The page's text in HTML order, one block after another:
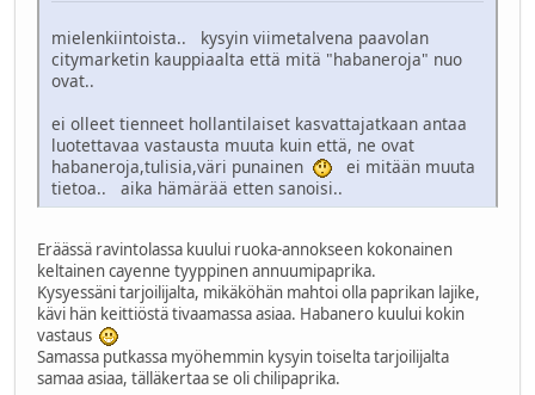
mielenkiintoista.. kysyin viimetalvena paavolan
citymarketin kauppiaalta että mitä "habaneroja" nuo
ovat..
ei olleet tienneet hollantilaiset kasvattajatkaan antaa
luotettavaa vastausta muuta kuin että, ne ovat
habaneroja,tulisia,väri punainen
ei mitään muuta
tietoa.. aika hämärää etten sanoisi..
Eräässä ravintolassa kuului ruoka-annokseen kokonainen
keltainen cayenne tyyppinen annuumipaprika.
Kysyessäni tarjoilijalta, mikäköhän mahtoi olla paprikan lajike,
kävi hän keittiöstä tivaamassa asiaa. Habanero kuului kokin
vastaus
Samassa putkassa myöhemmin kysyin toiselta tarjoilijalta
samaa asiaa, tälläkertaa se oli chilipaprika.